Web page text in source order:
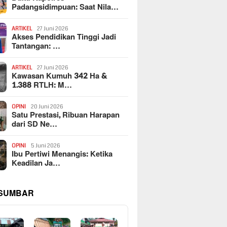
Padangsidimpuan: Saat Nila…
ARTIKEL 27 Juni 2026
Akses Pendidikan Tinggi Jadi
Tantangan: …
ARTIKEL 27 Juni 2026
Kawasan Kumuh 342 Ha &
1.388 RTLH: M…
OPINI 20 Juni 2026
Satu Prestasi, Ribuan Harapan
dari SD Ne…
OPINI 5 Juni 2026
Ibu Pertiwi Menangis: Ketika
Keadilan Ja…